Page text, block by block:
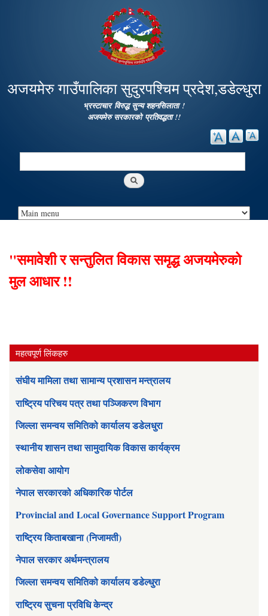
main
content
अजयमेरु गाउँपालिका सुदुरपश्चिम प्रदेश,डडेल्धुरा
भ्रस्टाचार विरुद्ध सुन्य शहनसिलाता !
अजयमेरु सरकारको प्रतिवद्धता !!
Search
"समावेशी र सन्तुलित विकास समृद्ध अजयमेरुको
मुल आधार !!
महत्वपूर्ण लिंकहरु
संघीय मामिला तथा सामान्य प्रशासन मन्त्रालय
राष्ट्रिय परिचय पत्र तथा पञ्जिकरण विभाग
जिल्ला समन्वय समितिको कार्यालय डडेलधुरा
स्थानीय शासन तथा सामुदायिक विकास कार्यक्रम
लोकसेवा आयोग
नेपाल सरकारको अधिकारिक पोर्टल
Provincial and Local Governance Support Program
राष्ट्रिय किताबखाना (निजामती)
नेपाल सरकार अर्थमन्त्रालय
जिल्ला समन्वय समितिको कार्यालय डडेल्धुरा
राष्ट्रिय सुचना प्रविधि केन्द्र